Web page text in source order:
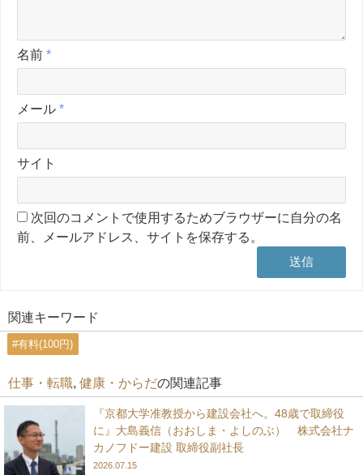
名前 *
メール *
サイト
次回のコメントで使用するためブラウザーに自分の名
前、メールアドレス、サイトを保存する。
関連キーワード
#有料(100円)
仕事・転職 健康・からだの関連記事
『京都大学准教授から建設会社へ。48歳で取締役
に』大島義信（おおしま・よしのぶ） 株式会社ナ
カノフドー建設 取締役副社長
2026.07.15